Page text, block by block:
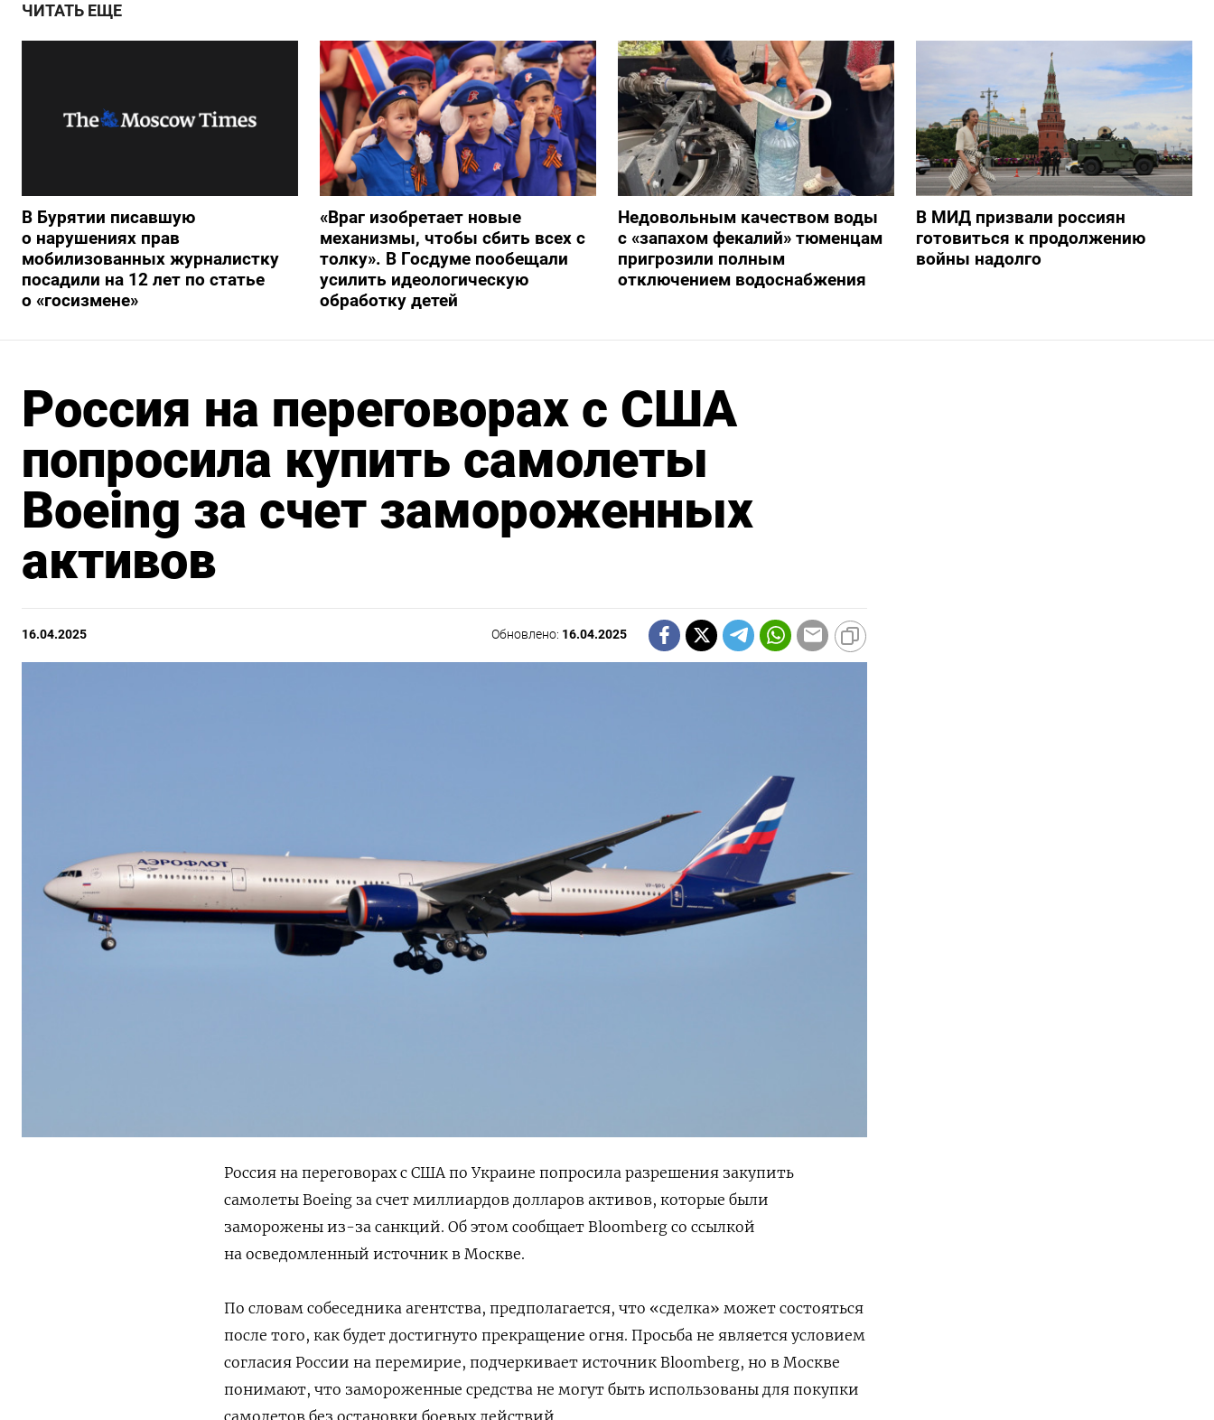
ЧИТАТЬ ЕЩЕ
В Бурятии писавшую
о нарушениях прав
мобилизованных журналистку
посадили на 12 лет по статье
о «госизмене»
«Враг изобретает новые
механизмы, чтобы сбить всех с
толку». В Госдуме пообещали
усилить идеологическую
обработку детей
Недовольным качеством воды
с «запахом фекалий» тюменцам
пригрозили полным
отключением водоснабжения
В МИД призвали россиян
готовиться к продолжению
войны надолго
Россия на переговорах с США
попросила купить самолеты
Boeing за счет замороженных
активов
16.04.2025 Обновлено: 16.04.2025
Россия на переговорах с США по Украине попросила разрешения закупить
самолеты Boeing за счет миллиардов долларов активов, которые были
заморожены из-за санкций. Об этом сообщает Bloomberg со ссылкой
на осведомленный источник в Москве.
По словам собеседника агентства, предполагается, что «сделка» может состояться
после того, как будет достигнуто прекращение огня. Просьба не является условием
согласия России на перемирие, подчеркивает источник Bloomberg, но в Москве
понимают, что замороженные средства не могут быть использованы для покупки